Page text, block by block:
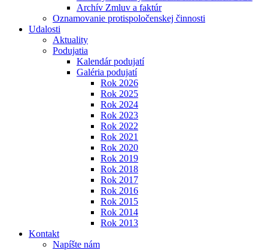
Archív Zmluv a faktúr
Oznamovanie protispoločenskej činnosti
Udalosti
Aktuality
Podujatia
Kalendár podujatí
Galéria podujatí
Rok 2026
Rok 2025
Rok 2024
Rok 2023
Rok 2022
Rok 2021
Rok 2020
Rok 2019
Rok 2018
Rok 2017
Rok 2016
Rok 2015
Rok 2014
Rok 2013
Kontakt
Napíšte nám